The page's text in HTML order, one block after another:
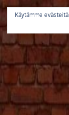
Skip
content
Käytämme